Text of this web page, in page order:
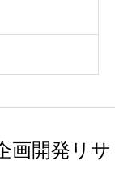
画開発リサ